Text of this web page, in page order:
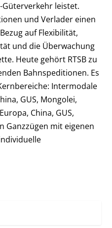
leistet.
und Verlader einen
auf Flexibilität,
und die Überwachung
Heute gehört RTSB zu
Bahnspeditionen. Es
Intermodale
GUS, Mongolei,
China, GUS,
Ganzzügen mit eigenen